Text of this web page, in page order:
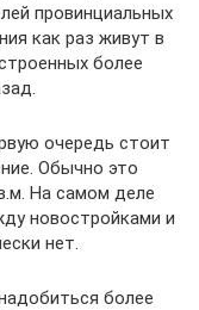
провинциальных
как раз живут в
более
очередь стоит
Обычно это
На самом деле
новостройками и
нет.
более